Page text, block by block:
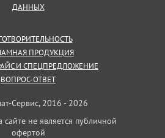
ДАННЫХ
ПРОДУКЦИЯ
И СПЕЦПРЕДЛОЖЕНИЕ
ВОПРОС-ОТВЕТ
Сервис, 2016 - 2026
не является публичной
офертой